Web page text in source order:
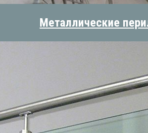
Металлические